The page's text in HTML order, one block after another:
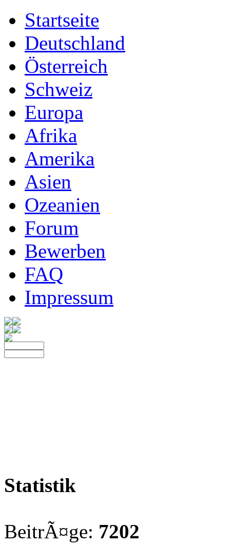
Startseite
Deutschland
Österreich
Schweiz
Europa
Afrika
Amerika
Asien
Ozeanien
Forum
Bewerben
FAQ
Impressum
Statistik
BeitrÃ¤ge: 7202